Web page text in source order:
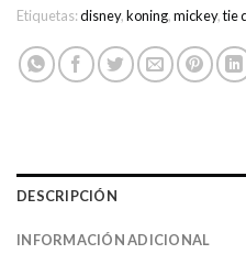
Etiquetas:disney,koning,mickey,tie
DESCRIPCIÓN
INFORMACIÓN ADICIONAL